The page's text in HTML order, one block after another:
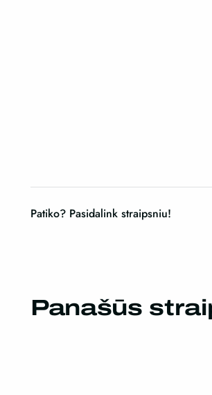
Patiko? Pasidalink straipsniu!
Panašūs